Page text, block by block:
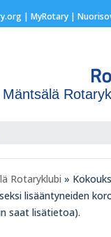
| MyRotary |
Mäntsälä
Rotaryklubi »
lisääntyneiden
saat lisätietoa).